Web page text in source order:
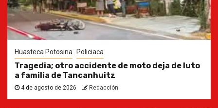
Huasteca Potosina Policiaca
Tragedia; otro accidente de moto deja de luto
a familia de Tancanhuitz
4 de agosto de 2026 Redacción